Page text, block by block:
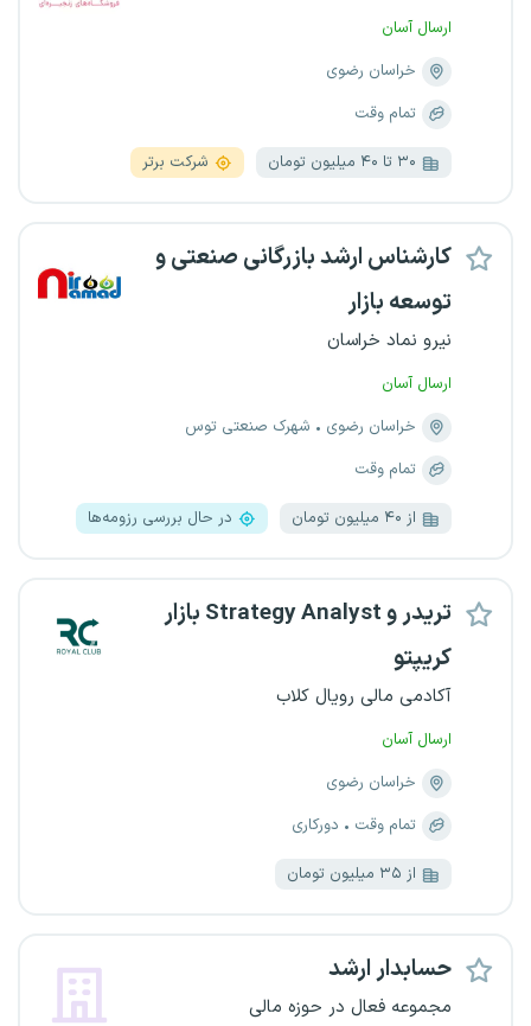
ارسال آسان
خراسان رضوی
تمام وقت
۳۰ تا ۴۰ میلیون تومان شرکت برتر
کارشناس ارشد بازرگانی صنعتی و
توسعه بازار
نیرو نماد خراسان
ارسال آسان
خراسان رضوی
شهرک صنعتی توس
تمام وقت
از ۴۰ میلیون تومان در حال بررسی رزومه‌ها
تریدر و Strategy Analyst بازار
کریپتو
آکادمی مالی رویال کلاب
ارسال آسان
خراسان رضوی
تمام وقت
دورکاری
از ۳۵ میلیون تومان
حسابدار ارشد
مجموعه فعال در حوزه مالی